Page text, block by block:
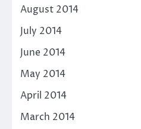
August 2014
July 2014
June 2014
May 2014
April 2014
March 2014